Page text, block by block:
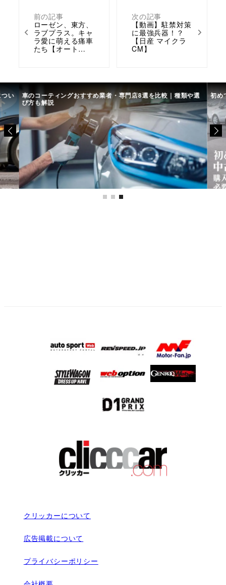
前の記事
ローゼン、東方、
ラブプラス。キャ
ラ愛に萌える痛車
たち【オート…
次の記事
【動画】駐禁対策
に最強兵器！？
【日産 マイクラ
CM】
い 車のコーティングおすすめ業者・専門店8選を比較｜種類や選
び方も解説
初め
クリッカーについて
広告掲載について
プライバシーポリシー